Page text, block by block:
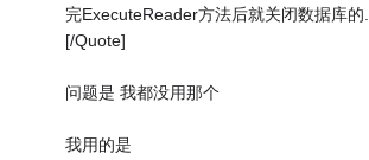
完ExecuteReader方法后就关闭数据库的.
[/Quote]
问题是 我都没用那个
我用的是